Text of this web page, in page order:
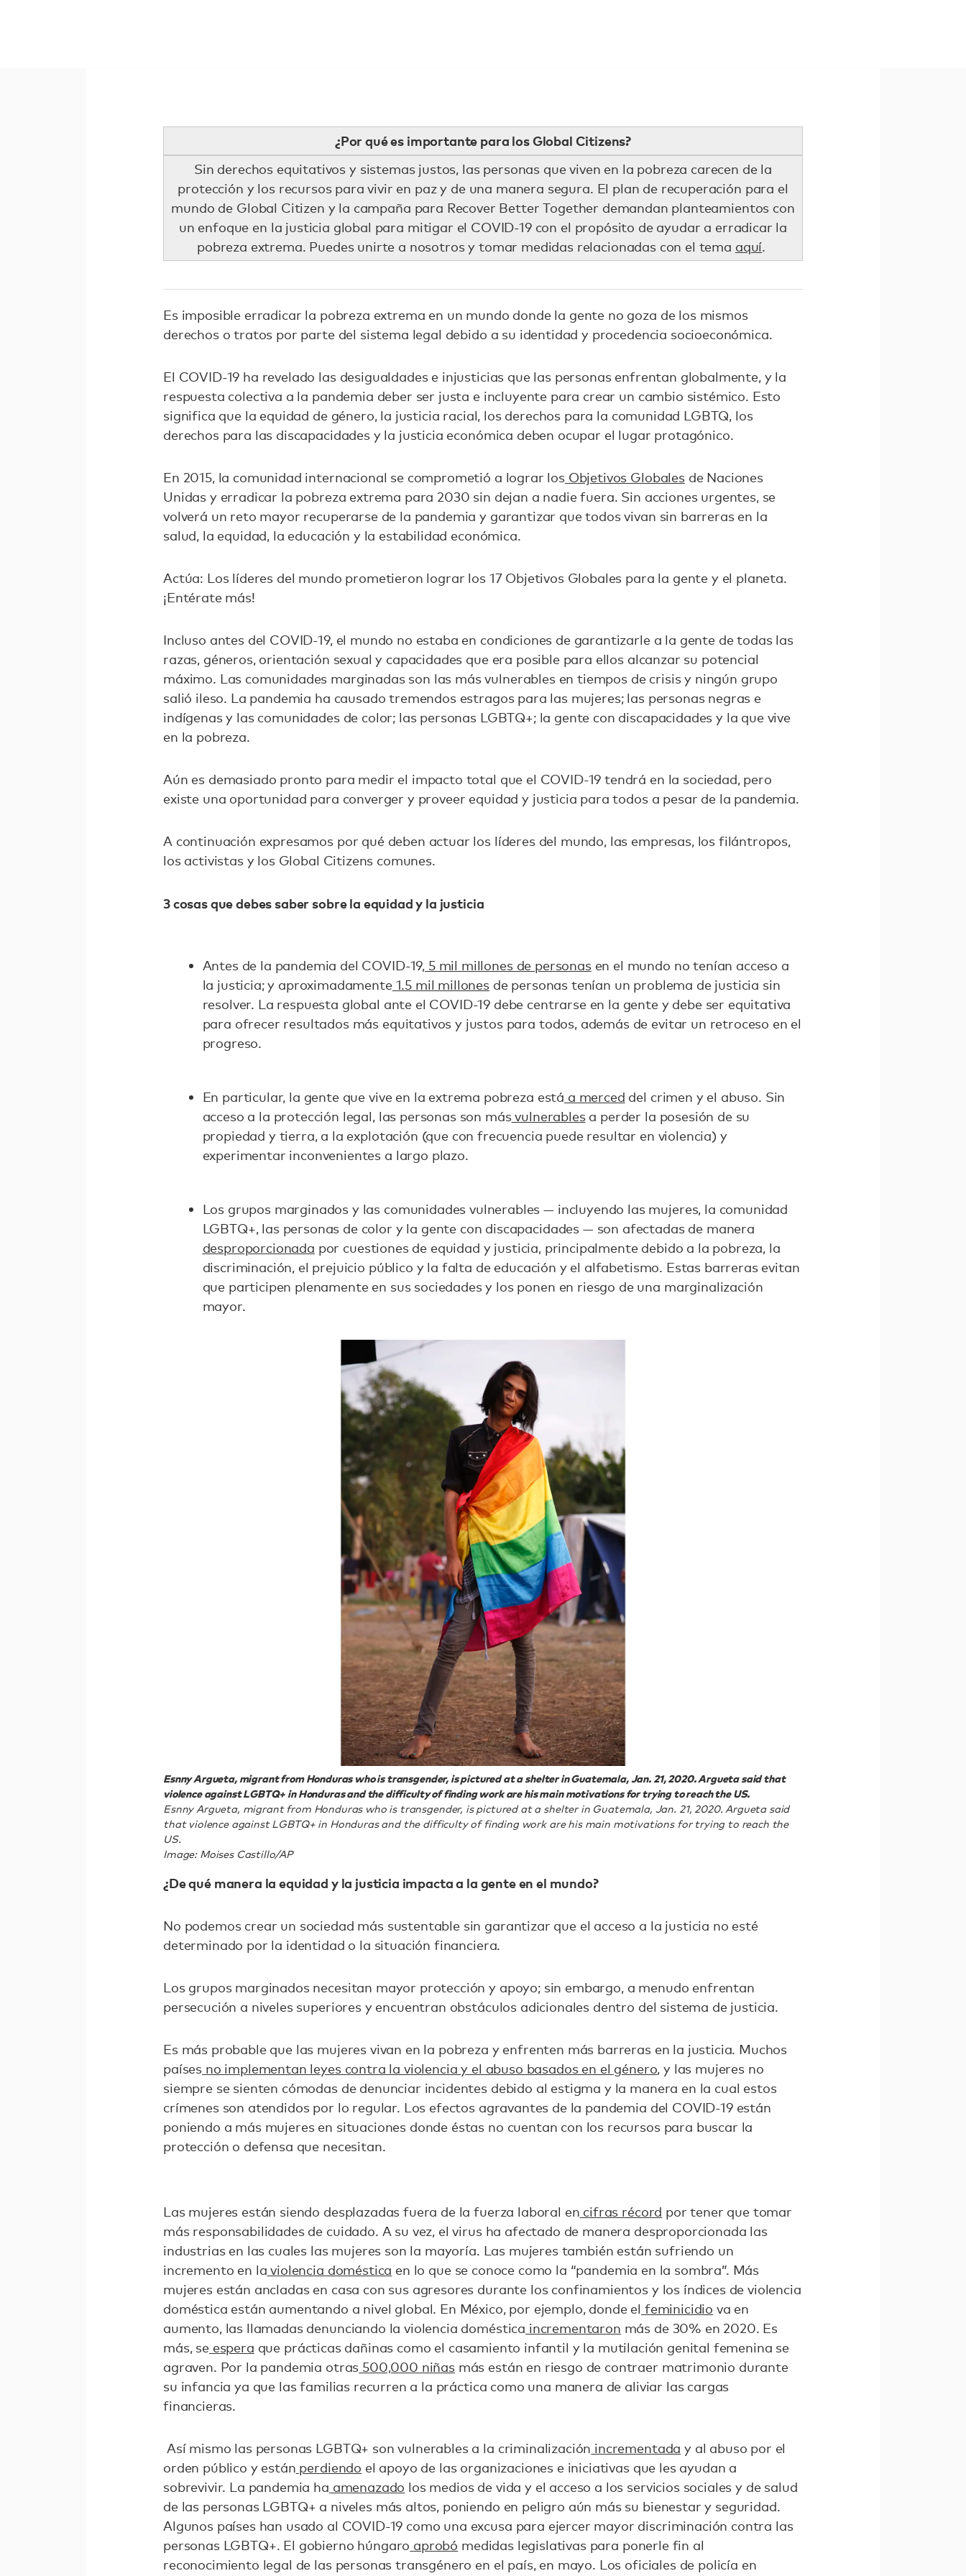
¿Por qué es importante para los Global Citizens?
Sin derechos equitativos y sistemas justos, las personas que viven en la pobreza carecen de la
protección y los recursos para vivir en paz y de una manera segura. El plan de recuperación para el
mundo de Global Citizen y la campaña para Recover Better Together demandan planteamientos con
un enfoque en la justicia global para mitigar el COVID-19 con el propósito de ayudar a erradicar la
pobreza extrema. Puedes unirte a nosotros y tomar medidas relacionadas con el tema aquí.
Es imposible erradicar la pobreza extrema en un mundo donde la gente no goza de los mismos
derechos o tratos por parte del sistema legal debido a su identidad y procedencia socioeconómica.
El COVID-19 ha revelado las desigualdades e injusticias que las personas enfrentan globalmente, y la
respuesta colectiva a la pandemia deber ser justa e incluyente para crear un cambio sistémico. Esto
significa que la equidad de género, la justicia racial, los derechos para la comunidad LGBTQ, los
derechos para las discapacidades y la justicia económica deben ocupar el lugar protagónico.
En 2015, la comunidad internacional se comprometió a lograr losObjetivos Globalesde Naciones
Unidas y erradicar la pobreza extrema para 2030 sin dejan a nadie fuera. Sin acciones urgentes, se
volverá un reto mayor recuperarse de la pandemia y garantizar que todos vivan sin barreras en la
salud, la equidad, la educación y la estabilidad económica.
Actúa: Los líderes del mundo prometieron lograr los 17 Objetivos Globales para la gente y el planeta.
¡Entérate más!
Incluso antes del COVID-19, el mundo no estaba en condiciones de garantizarle a la gente de todas las
razas, géneros, orientación sexual y capacidades que era posible para ellos alcanzar su potencial
máximo. Las comunidades marginadas son las más vulnerables en tiempos de crisis y ningún grupo
salió ileso. La pandemia ha causado tremendos estragos para las mujeres; las personas negras e
indígenas y las comunidades de color; las personas LGBTQ+; la gente con discapacidades y la que vive
en la pobreza.
Aún es demasiado pronto para medir el impacto total que el COVID-19 tendrá en la sociedad, pero
existe una oportunidad para converger y proveer equidad y justicia para todos a pesar de la pandemia.
A continuación expresamos por qué deben actuar los líderes del mundo, las empresas, los filántropos,
los activistas y los Global Citizens comunes.
3 cosas que debes saber sobre la equidad y la justicia
Antes de la pandemia del COVID-19, 5 mil millones de personasen el mundo no tenían acceso a
la justicia; y aproximadamente1.5 mil millonesde personas tenían un problema de justicia sin
resolver. La respuesta global ante el COVID-19 debe centrarse en la gente y debe ser equitativa
para ofrecer resultados más equitativos y justos para todos, además de evitar un retroceso en el
progreso.
En particular, la gente que vive en la extrema pobreza está a merced del crimen y el abuso. Sin
acceso a la protección legal, las personas son másvulnerablesa perder la posesión de su
propiedad y tierra, a la explotación (que con frecuencia puede resultar en violencia) y
experimentar inconvenientes a largo plazo.
Los grupos marginados y las comunidades vulnerables — incluyendo las mujeres, la comunidad
LGBTQ+, las personas de color y la gente con discapacidades — son afectadas de manera
desproporcionada por cuestiones de equidad y justicia, principalmente debido a la pobreza, la
discriminación, el prejuicio público y la falta de educación y el alfabetismo. Estas barreras evitan
que participen plenamente en sus sociedades y los ponen en riesgo de una marginalización
mayor.
Esnny Argueta, migrant from Honduras who is transgender, is pictured at a shelter in Guatemala, Jan. 21, 2020. Argueta said that
violence against LGBTQ+ in Honduras and the difficulty of finding work are his main motivations for trying to reach the US.
Esnny Argueta, migrant from Honduras who is transgender, is pictured at a shelter in Guatemala, Jan. 21, 2020. Argueta said
that violence against LGBTQ+ in Honduras and the difficulty of finding work are his main motivations for trying to reach the
US.
Image: Moises Castillo/AP
¿De qué manera la equidad y la justicia impacta a la gente en el mundo?
No podemos crear un sociedad más sustentable sin garantizar que el acceso a la justicia no esté
determinado por la identidad o la situación financiera.
Los grupos marginados necesitan mayor protección y apoyo; sin embargo, a menudo enfrentan
persecución a niveles superiores y encuentran obstáculos adicionales dentro del sistema de justicia.
Es más probable que las mujeres vivan en la pobreza y enfrenten más barreras en la justicia. Muchos
países no implementan leyes contra la violencia y el abuso basados en el género, y las mujeres no
siempre se sienten cómodas de denunciar incidentes debido al estigma y la manera en la cual estos
crímenes son atendidos por lo regular. Los efectos agravantes de la pandemia del COVID-19 están
poniendo a más mujeres en situaciones donde éstas no cuentan con los recursos para buscar la
protección o defensa que necesitan.
Las mujeres están siendo desplazadas fuera de la fuerza laboral en cifras récord por tener que tomar
más responsabilidades de cuidado. A su vez, el virus ha afectado de manera desproporcionada las
industrias en las cuales las mujeres son la mayoría. Las mujeres también están sufriendo un
incremento en la violencia doméstica en lo que se conoce como la “pandemia en la sombra”. Más
mujeres están ancladas en casa con sus agresores durante los confinamientos y los índices de violencia
doméstica están aumentando a nivel global. En México, por ejemplo, donde el feminicidio va en
aumento, las llamadas denunciando la violencia doméstica incrementaron más de 30% en 2020. Es
más, seespera que prácticas dañinas como el casamiento infantil y la mutilación genital femenina se
agraven. Por la pandemia otras 500,000 niñasmás están en riesgo de contraer matrimonio durante
su infancia ya que las familias recurren a la práctica como una manera de aliviar las cargas
financieras.
Así mismo las personas LGBTQ+ son vulnerables a la criminalización incrementada y al abuso por el
orden público y están perdiendo el apoyo de las organizaciones e iniciativas que les ayudan a
sobrevivir. La pandemia ha amenazado los medios de vida y el acceso a los servicios sociales y de salud
de las personas LGBTQ+ a niveles más altos, poniendo en peligro aún más su bienestar y seguridad.
Algunos países han usado al COVID-19 como una excusa para ejercer mayor discriminación contra las
personas LGBTQ+. El gobierno húngaro aprobó medidas legislativas para ponerle fin al
reconocimiento legal de las personas transgénero en el país, en mayo. Los oficiales de policía en